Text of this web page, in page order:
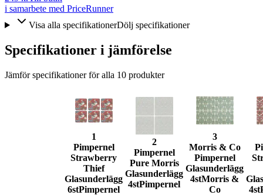
i samarbete med PriceRunner
Visa alla specifikationerDölj specifikationer
Specifikationer i jämförelse
Jämför specifikationer för alla 10 produkter
1
Pimpernel
Strawberry
Thief
Glasunderlägg
6stPimpernel
2
Pimpernel
Pure Morris
Glasunderlägg
4stPimpernel
3
Morris & Co
Pimpernel
Glasunderlägg
4stMorris &
Co
4st